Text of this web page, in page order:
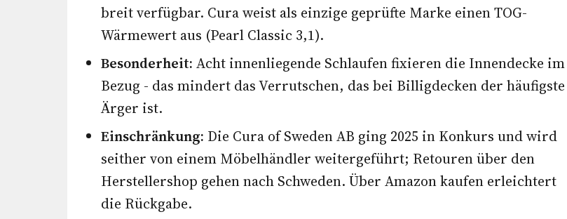
breit verfügbar. Cura weist als einzige geprüfte Marke einen TOG-
Wärmewert aus (Pearl Classic 3,1).
Besonderheit: Acht innenliegende Schlaufen fixieren die Innendecke im
Bezug - das mindert das Verrutschen, das bei Billigdecken der häufigste
Ärger ist.
Einschränkung: Die Cura of Sweden AB ging 2025 in Konkurs und wird
seither von einem Möbelhändler weitergeführt; Retouren über den
Herstellershop gehen nach Schweden. Über Amazon kaufen erleichtert
die Rückgabe.